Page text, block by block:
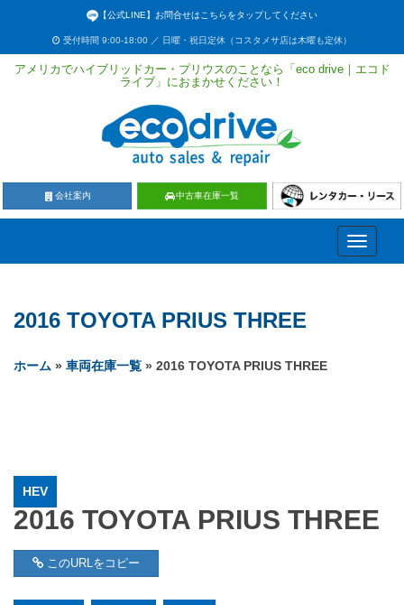
【公式LINE】お問合せはこちらをタップしてください
受付時間 9:00-18:00 ／ 日曜・祝日定休（コスタメサ店は木曜も定休）
アメリカでハイブリッドカー・プリウスのことなら「eco drive｜エコド
ライブ」におまかせください！
会社案内 中古車在庫一覧
Toggle
2016 TOYOTA PRIUS THREE
ホーム » 車両在庫一覧 » 2016 TOYOTA PRIUS THREE
HEV
2016 TOYOTA PRIUS THREE
このURLをコピー